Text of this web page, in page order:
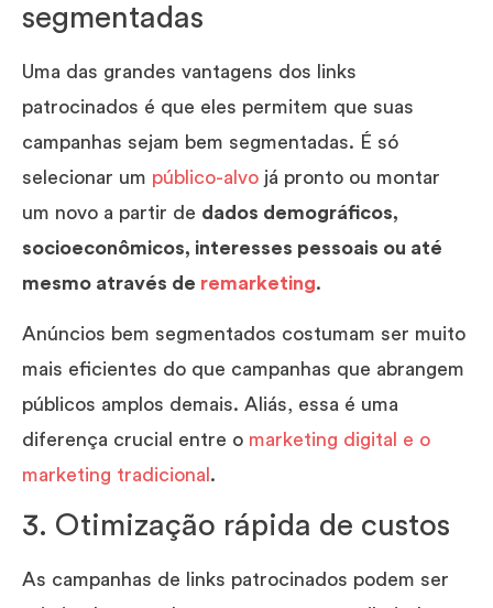
segmentadas
Uma das grandes vantagens dos links
patrocinados é que eles permitem que suas
campanhas sejam bem segmentadas. É só
selecionar um público-alvo já pronto ou montar
um novo a partir de dados demográficos,
socioeconômicos, interesses pessoais ou até
mesmo através de remarketing.
Anúncios bem segmentados costumam ser muito
mais eficientes do que campanhas que abrangem
públicos amplos demais. Aliás, essa é uma
diferença crucial entre o marketing digital e o
marketing tradicional .
3. Otimização rápida de custos
As campanhas de links patrocinados podem ser